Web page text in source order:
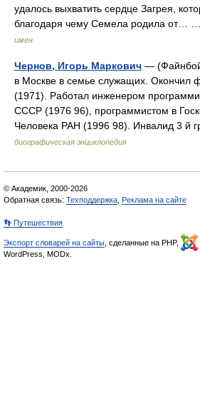
удалось выхватить сердце Загрея,
благодаря чему Семела родила от…
имен
Чернов, Игорь Маркович —
в Москве в семье служащих. Окончил
(1971). Работал инженером
СССР (1976 96), программистом в
Человека РАН (1996 98). Инвалид 3
биографическая энциклопедия
© Академик, 2000-2026
Обратная связь: Техподдержка Реклама на сайте
👣 Путешествия
Экспорт словарей на сайты , сделанные на PHP,
WordPress, MODx.